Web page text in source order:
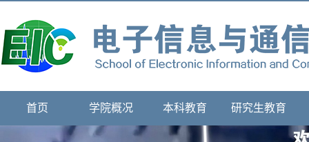
首页 学院概况 本科教育 研究生教育